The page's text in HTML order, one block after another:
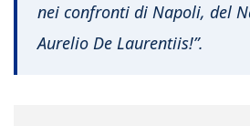
nei confronti di Napoli, del
Aurelio De Laurentiis!”.